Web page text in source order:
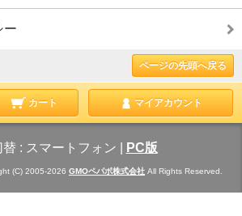
ー
ページの先頭へ戻る
カート マイアカウント
: スマートフォン PC版
(C) 2005-2026 GMOペパボ株式会社 All Rights Reserved.